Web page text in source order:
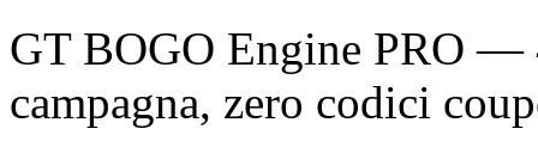
GT BOGO Engine PRO —
campagna, zero codici